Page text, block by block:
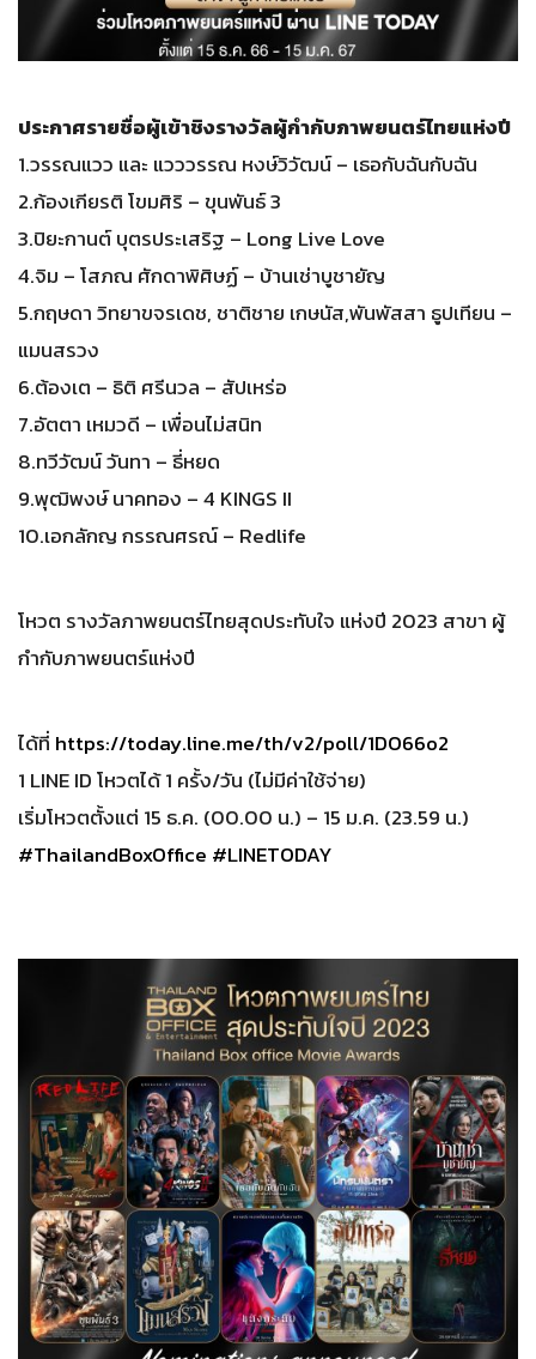
ประกาศรายชื่อผู้เข้าชิงรางวัลผู้กำกับภาพยนตร์ไทยแห่งปี
1.วรรณแวว และ แวววรรณ หงษ์วิวัฒน์ – เธอกับฉันกับฉัน
2.ก้องเกียรติ โขมศิริ – ขุนพันธ์ 3
3.ปิยะกานต์ บุตรประเสริฐ – Long Live Love
4.จิม – โสภณ ศักดาพิศิษฏ์ – บ้านเช่าบูชายัญ
5.กฤษดา วิทยาขจรเดช, ชาติชาย เกษนัส,พันพัสสา ธูปเทียน –
แมนสรวง
6.ต้องเต – ธิติ ศรีนวล – สัปเหร่อ
7.อัตตา เหมวดี – เพื่อนไม่สนิท
8.ทวีวัฒน์ วันทา – ธี่หยด
9.พุฒิพงษ์ นาคทอง – 4 KINGS II
10.เอกลักญ กรรณศรณ์ – Redlife
โหวต รางวัลภาพยนตร์ไทยสุดประทับใจ แห่งปี 2023 สาขา ผู้
กำกับภาพยนตร์แห่งปี
ได้ที่ https://today.line.me/th/v2/poll/1DO66o2
1 LINE ID โหวตได้ 1 ครั้ง/วัน (ไม่มีค่าใช้จ่าย)
เริ่มโหวตตั้งแต่ 15 ธ.ค. (00.00 น.) – 15 ม.ค. (23.59 น.)
#ThailandBoxOffice #LINETODAY